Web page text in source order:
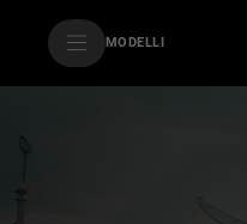
MODELLI